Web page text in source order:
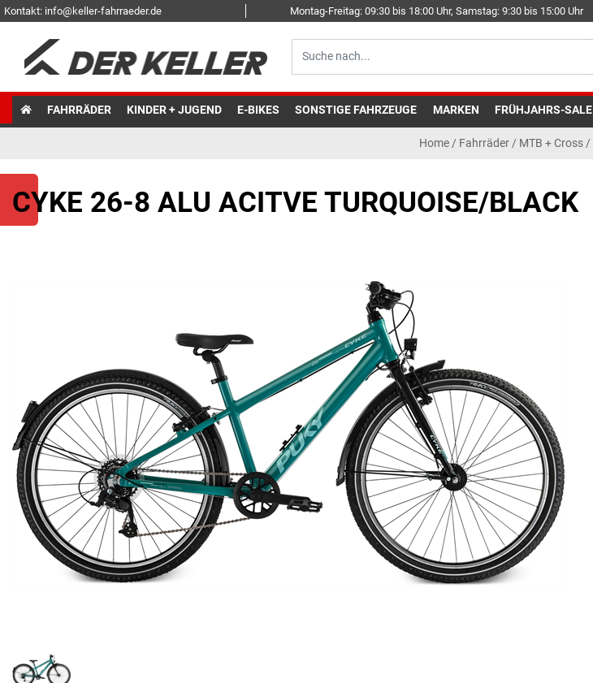
Kontakt: info@keller-fahrraeder.de Montag-Freitag: 09:30 bis 18:00 Uhr, Samstag: 9:30 bis 15:00 Uhr
FAHRRÄDER KINDER + JUGEND E-BIKES SONSTIGE FAHRZEUGE MARKEN FRÜHJAHRS-SALE
Home / Fahrräder / MTB + Cross /
CYKE 26-8 ALU ACITVE TURQUOISE/BLACK